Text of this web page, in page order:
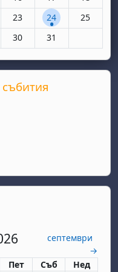
20 януари21 януари
четвъртък, 22
Няма събития, петък, 23
23 1 събитие,
24 Няма
25
27 януари28 януари
четвъртък, 29
Няма събития, петък, 30
30 Няма събития,
31
септември
→
петък
Пет събота
Съб неделя
Нед